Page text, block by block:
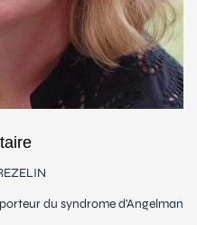
du syndrome d'Angelman